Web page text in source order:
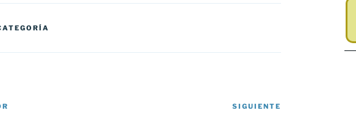
SIGUIENTE